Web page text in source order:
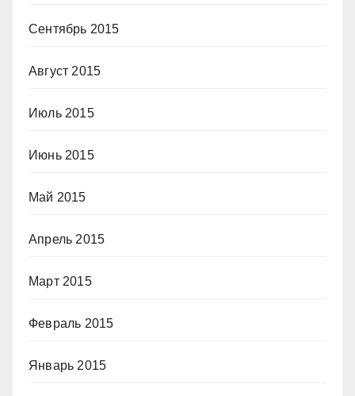
Сентябрь 2015
Август 2015
Июль 2015
Июнь 2015
Май 2015
Апрель 2015
Март 2015
Февраль 2015
Январь 2015